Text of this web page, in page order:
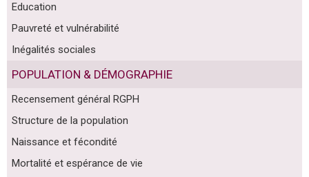
Education
Pauvreté et vulnérabilité
Inégalités sociales
POPULATION & DÉMOGRAPHIE
Recensement général RGPH
Structure de la population
Naissance et fécondité
Mortalité et espérance de vie